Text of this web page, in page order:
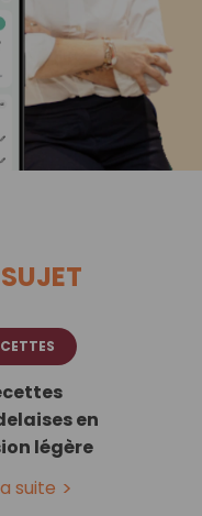
en
légère
suite